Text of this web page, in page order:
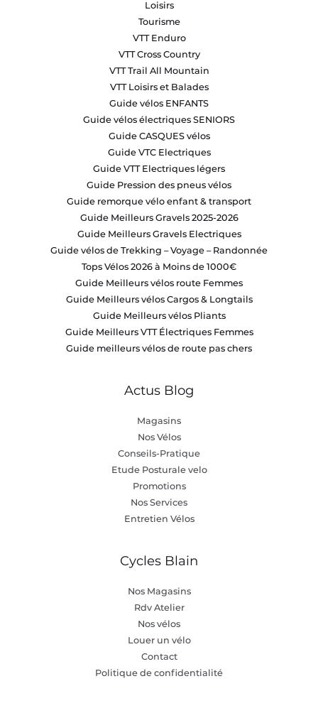
Loisirs
Tourisme
VTT Enduro
VTT Cross Country
VTT Trail All Mountain
VTT Loisirs et Balades
Guide vélos ENFANTS
Guide vélos électriques SENIORS
Guide CASQUES vélos
Guide VTC Electriques
Guide VTT Electriques légers
Guide Pression des pneus vélos
Guide remorque vélo enfant & transport
Guide Meilleurs Gravels 2025-2026
Guide Meilleurs Gravels Electriques
Guide vélos de Trekking – Voyage – Randonnée
Tops Vélos 2026 à Moins de 1000€
Guide Meilleurs vélos route Femmes
Guide Meilleurs vélos Cargos & Longtails
Guide Meilleurs vélos Pliants
Guide Meilleurs VTT Électriques Femmes
Guide meilleurs vélos de route pas chers
Actus Blog
Magasins
Nos Vélos
Conseils-Pratique
Etude Posturale velo
Promotions
Nos Services
Entretien Vélos
Cycles Blain
Nos Magasins
Rdv Atelier
Nos vélos
Louer un vélo
Contact
Politique de confidentialité